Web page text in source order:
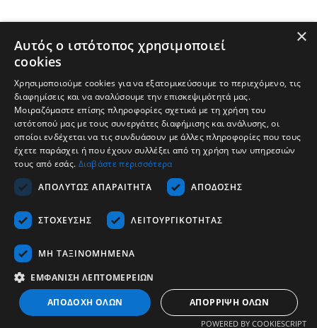
Εταιρεία
Καριέρα
Ελληνικά
Copyrights © 2026 - Tescom Hellas SA
×
Αυτός ο ιστότοπος χρησιμοποιεί
cookies
Χρησιμοποιούμε cookies για να εξατομικεύσουμε το περιεχόμενο, τις
διαφημίσεις και να αναλύσουμε την επισκεψιμότητά μας.
Μοιραζόμαστε επίσης πληροφορίες σχετικά με τη χρήση του
ιστότοπού μας με τους συνεργάτες διαφήμισης και ανάλυσης, οι
οποίοι ενδέχεται να τις συνδυάσουν με άλλες πληροφορίες που τους
έχετε παράσχει ή που έχουν συλλέξει από τη χρήση των υπηρεσιών
τους από εσάς. Διαβάστε περισσότερα
ΑΠΟΛΎΤΩΣ ΑΠΑΡΑΊΤΗΤΑ
ΑΠΌΔΟΣΗΣ
ΣΤΌΧΕΥΣΗΣ ΛΕΙΤΟΥΡΓΙΚΌΤΗΤΑΣ
ΜΗ ΤΑΞΙΝΟΜΗΜΈΝΑ
ΕΜΦΆΝΙΣΗ ΛΕΠΤΟΜΕΡΕΙΏΝ
ΑΠΟΔΟΧΉ ΌΛΩΝ ΑΠΌΡΡΙΨΗ ΌΛΩΝ
POWERED BY COOKIESCRIPT